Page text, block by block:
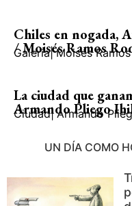
Chiles en nogada,
/ Moisés Ramos
Galería| Moisés
La ciudad que
Armando Pliego
Ciudad| Armando
UN DÍA COMO